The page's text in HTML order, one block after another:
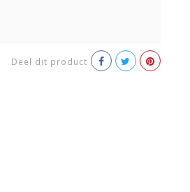
Deel dit product